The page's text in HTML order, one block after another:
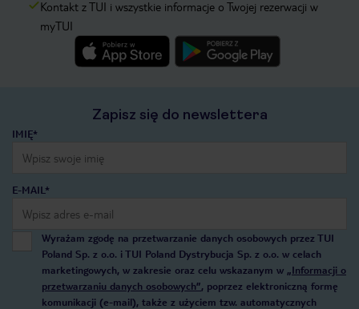
Kontakt z TUI i wszystkie informacje o Twojej rezerwacji w
myTUI
Zapisz się do newslettera
IMIĘ*
E-MAIL*
Wyrażam zgodę na przetwarzanie danych osobowych przez TUI
Poland Sp. z o.o. i TUI Poland Dystrybucja Sp. z o.o. w celach
marketingowych, w zakresie oraz celu wskazanym w „Informacji o
przetwarzaniu danych osobowych”, poprzez elektroniczną formę
komunikacji (e-mail), także z użyciem tzw. automatycznych